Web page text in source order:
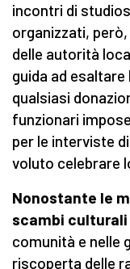
incontri di
organizzati,
delle autorità
guida ad
qualsiasi
funzionari
per le interviste
voluto celebrare
Nonostante le
scambi culturali
comunità e nelle
riscoperta delle